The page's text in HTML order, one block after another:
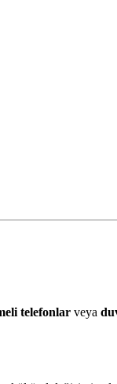
telefonlar veya